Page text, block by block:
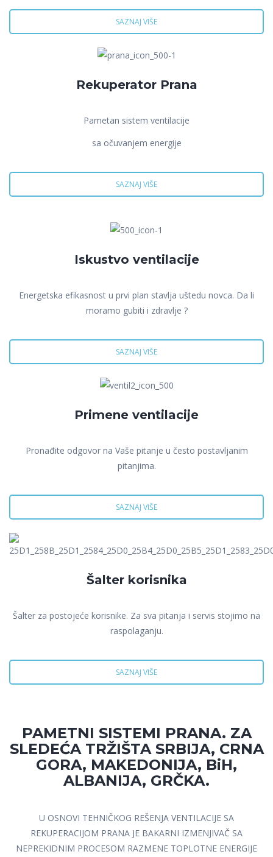
SAZNAJ VIŠE
Rekuperator Prana
Pametan sistem ventilacije
sa očuvanjem energije
SAZNAJ VIŠE
Iskustvo ventilacije
Energetska efikasnost u prvi plan stavlja uštedu novca. Da li
moramo gubiti i zdravlje ?
SAZNAJ VIŠE
Primene ventilacije
Pronađite odgovor na Vaše pitanje u često postavljanim
pitanjima.
SAZNAJ VIŠE
Šalter korisnika
Šalter za postojeće korisnike. Za sva pitanja i servis stojimo na
raspolaganju.
SAZNAJ VIŠE
PAMETNI SISTEMI PRANA. ZA
SLEDEĆA TRŽIŠTA SRBIJA, CRNA
GORA, MAKEDONIJA, BiH,
ALBANIJA, GRČKA.
U OSNOVI TEHNIČKOG REŠENJA VENTILACIJE SA
REKUPERACIJOM PRANA JE BAKARNI IZMENJIVAČ SA
NEPREKIDNIM PROCESOM RAZMENE TOPLOTNE ENERGIJE